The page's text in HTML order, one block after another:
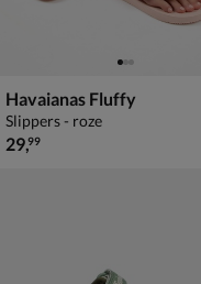
Havaianas Fluffy
Slippers - roze
€ 29,99
29,99